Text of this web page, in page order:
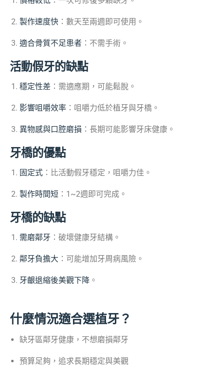
製作速度快 ：數天至兩週即可使用。
適合骨質不足患者 ：不需手術。
活動假牙的缺點
穩定性差 ：需適應期，可能鬆脫。
影響咀嚼效率 ：咀嚼力低於植牙與牙橋。
異物感與口腔磨損 ：長期可能影響牙床健康。
牙橋的優點
固定式 ：比活動假牙穩定，咀嚼力佳。
製作時間短 ：1~2週即可完成。
牙橋的缺點
需磨鄰牙 ：破壞健康牙結構。
鄰牙負擔大 ：可能增加牙周病風險。
牙齦退縮後美觀下降 。
什麼情況適合選植牙？
缺牙區鄰牙健康，不想磨損鄰牙
預算足夠，追求長期穩定與美觀